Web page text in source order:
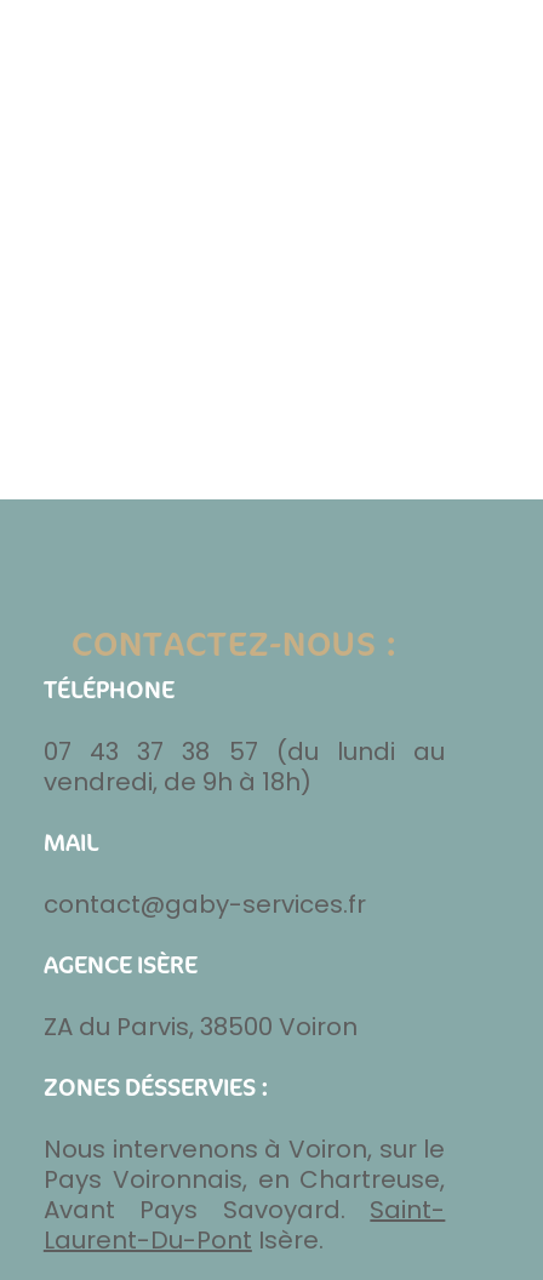
CONTACTEZ-NOUS :
TÉLÉPHONE
07 43 37 38 57 (du lundi au
vendredi, de 9h à 18h)
MAIL
contact@gaby-services.fr
AGENCE ISÈRE
ZA du Parvis, 38500 Voiron
ZONES DÉSSERVIES :
Nous intervenons à Voiron, sur le
Pays Voironnais, en Chartreuse,
Avant Pays Savoyard. Saint-
Laurent-Du-Pont Isère.